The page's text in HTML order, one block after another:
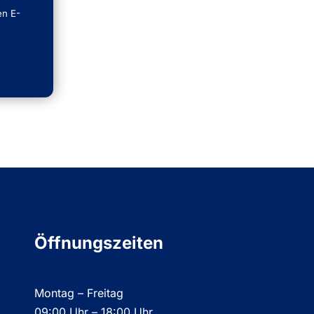
E-
Öffnungszeiten
Montag – Freitag